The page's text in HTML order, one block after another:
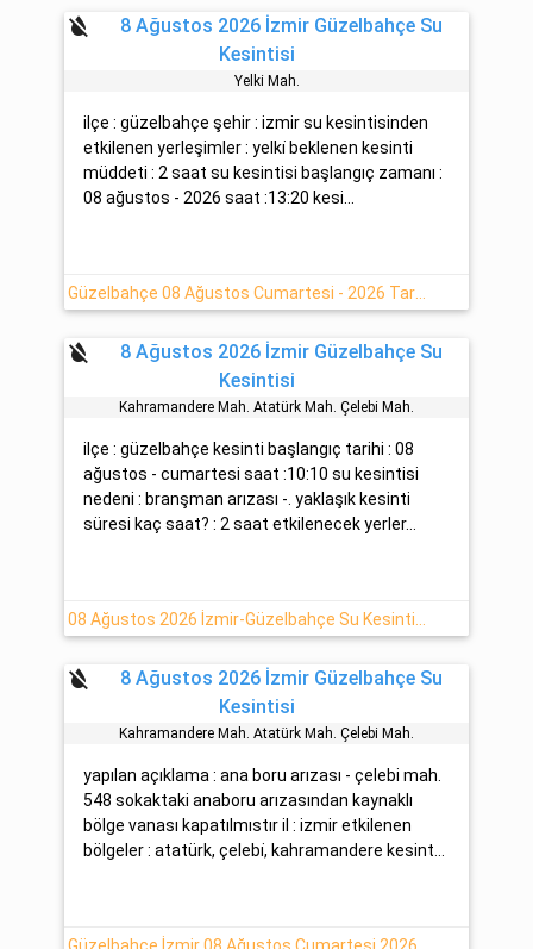
format_color_reset
8 Ağustos 2026 İzmir Güzelbahçe Su
Kesintisi
Yelki̇ Mah.
ilçe : güzelbahçe şehir : izmir su kesintisinden
etkilenen yerleşimler : yelki̇ beklenen kesinti
müddeti : 2 saat su kesintisi başlangıç zamanı :
08 ağustos - 2026 saat :13:20 kesi...
Güzelbahçe 08 Ağustos Cumartesi - 2026 Tarihinde 2 Saat Su Kesintisi İzmir
format_color_reset
8 Ağustos 2026 İzmir Güzelbahçe Su
Kesintisi
Kahramandere Mah. Atatürk Mah. Çelebi̇ Mah.
ilçe : güzelbahçe kesinti başlangıç tarihi : 08
ağustos - cumartesi saat :10:10 su kesintisi
nedeni : branşman arızası -. yaklaşık kesinti
süresi kaç saat? : 2 saat etkilenecek yerler...
format_color_reset
8 Ağustos 2026 İzmir Güzelbahçe Su
Kesintisi
Kahramandere Mah. Atatürk Mah. Çelebi̇ Mah.
yapılan açıklama : ana boru arızası - çelebi mah.
548 sokaktaki anaboru arızasından kaynaklı
bölge vanası kapatılmıstır il : izmir etkilenen
bölgeler : atatürk, çelebi̇, kahramandere kesint...